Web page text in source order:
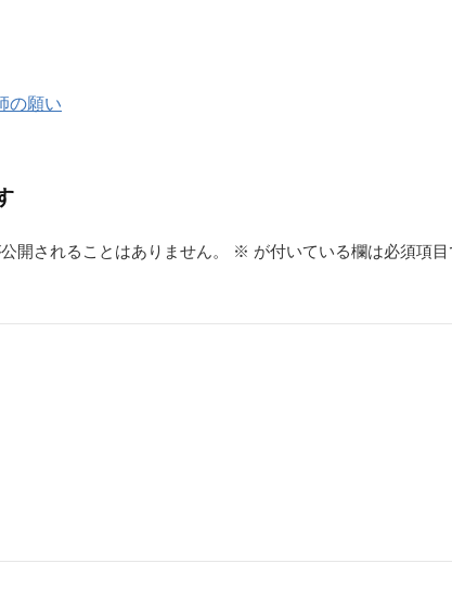
の願い
開されることはありません。 ※ が付いている欄は必須項目